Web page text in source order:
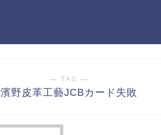
― TAG ―
濱野皮革工藝JCBカード失敗